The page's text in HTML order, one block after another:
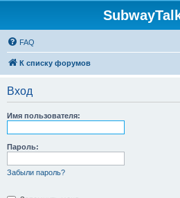
FAQ
К списку форумов
Вход
Имя пользователя:
Пароль:
Забыли пароль?